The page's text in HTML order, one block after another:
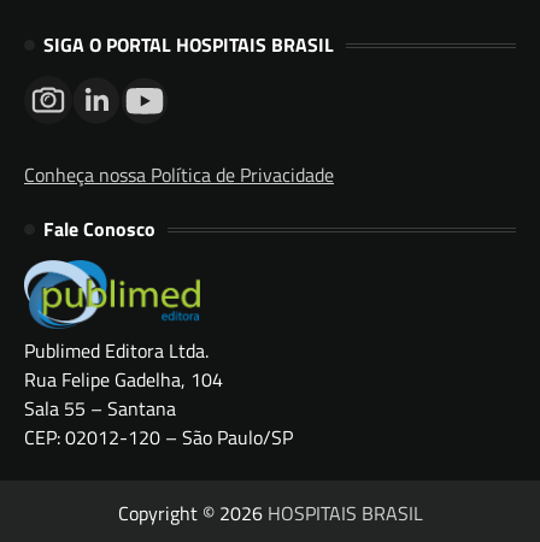
SIGA O PORTAL HOSPITAIS BRASIL
Conheça nossa Política de Privacidade
Fale Conosco
Publimed Editora Ltda.
Rua Felipe Gadelha, 104
Sala 55 – Santana
CEP: 02012-120 – São Paulo/SP
Copyright © 2026 HOSPITAIS BRASIL